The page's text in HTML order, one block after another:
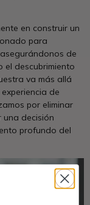
en construir un
para
de
el descubrimiento
va más allá
de
por eliminar
una decisión
profundo del